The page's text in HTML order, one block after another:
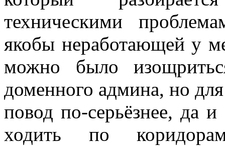
техническими
якобы неработающей у
можно было
доменного админа, но
повод по-серьёзнее, да
ходить по